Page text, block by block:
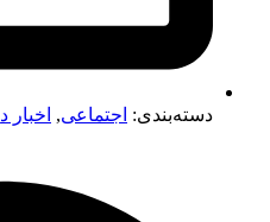
دسته‌بندی: اجتماعی,اخبار